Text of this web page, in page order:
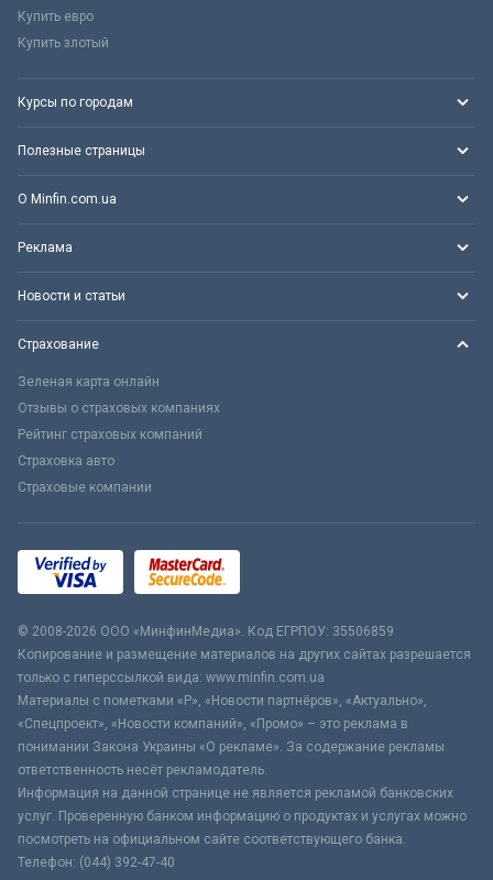
Купить евро
Купить злотый
Курсы по городам
Полезные страницы
О Minfin.com.ua
Реклама
Новости и статьи
Страхование
Зеленая карта онлайн
Отзывы о страховых компаниях
Рейтинг страховых компаний
Страховка авто
Страховые компании
© 2008-2026 ООО «МинфинМедиа». Код ЕГРПОУ: 35506859
Копирование и размещение материалов на других сайтах разрешается
только с гиперссылкой вида: www.minfin.com.ua
Материалы с пометками «Р», «Новости партнёров», «Актуально»,
«Спецпроект», «Новости компаний», «Промо» – это реклама в
понимании Закона Украины «О рекламе». За содержание рекламы
ответственность несёт рекламодатель.
Информация на данной странице не является рекламой банковских
услуг. Проверенную банком информацию о продуктах и услугах можно
посмотреть на официальном сайте соответствующего банка.
Телефон: (044) 392-47-40